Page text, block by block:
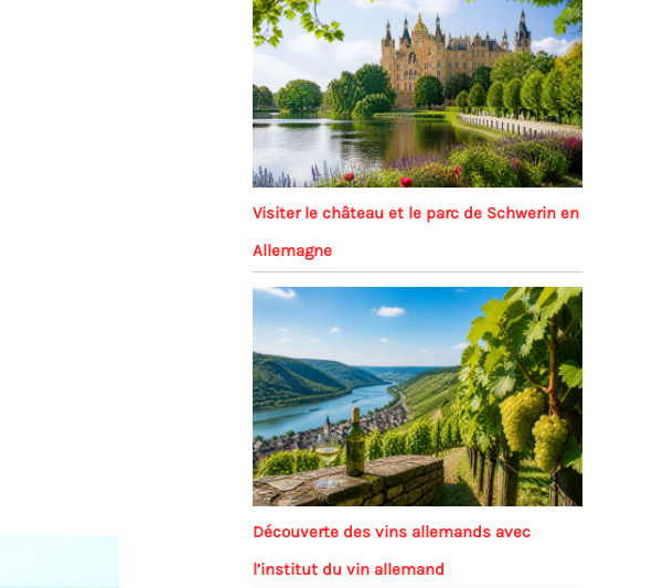
Visiter le château et le parc de Schwerin en
Allemagne
Découverte des vins allemands avec
l’institut du vin allemand